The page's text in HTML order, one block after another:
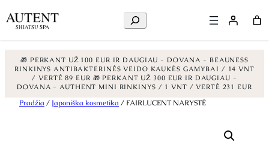
🎁 PERKANT UŽ 100 EUR IR DAUGIAU - DOVANA - BEAUNESS
RINKINYS ANTIBAKTERINĖS VEIDO KAUKĖS GAMYBAI / 14 VNT
/ VERTĖ 89 EUR 🎁 PERKANT UŽ 300 EUR IR DAUGIAU -
DOVANA - AUTHENT MINI RINKINYS / 1 VNT / VERTĖ 231 EUR
Ieškoti
Pradžia / Japoniška kosmetika / FAIRLUCENT NARYSTĖ